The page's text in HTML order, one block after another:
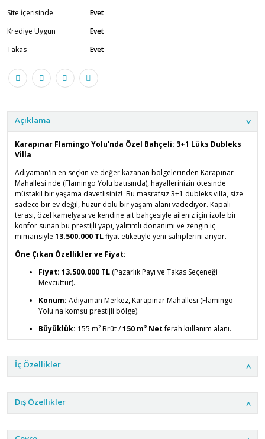
Site İçerisinde
Evet
Krediye Uygun
Evet
Takas
Evet
Açıklama
Karapınar Flamingo Yolu'nda Özel Bahçeli: 3+1 Lüks Dubleks
Villa
Adıyaman'ın en seçkin ve değer kazanan bölgelerinden Karapınar
Mahallesi'nde (Flamingo Yolu batısında), hayallerinizin ötesinde
müstakil bir yaşama davetlisiniz! Bu masrafsız 3+1 dubleks villa, size
sadece bir ev değil, huzur dolu bir yaşam alanı vadediyor. Kapalı
terası, özel kamelyası ve kendine ait bahçesiyle aileniz için izole bir
konfor sunan bu prestijli yapı, yalıtımlı donanımı ve zengin iç
mimarisiyle 13.500.000 TLfiyat etiketiyle yeni sahiplerini arıyor.
Öne Çıkan Özellikler ve Fiyat:
Fiyat: 13.500.000 TL (Pazarlık Payı ve Takas Seçeneği
Mevcuttur).
Konum: Adıyaman Merkez, Karapınar Mahallesi (Flamingo
Yolu'na komşu prestijli bölge).
Büyüklük: 155 m² Brüt /150 m² Netferah kullanım alanı.
Arsa Payı:
kullanım.
İç Donanım:Ebeveyn Banyosu, giyinme odası, çamaşır
odası, kiler,
hilton banyo, spot ışıklandırma, kapalı teras, parke zemin.
Dış Özellikler ve Sosyal Alan:Kendine ait bahçe, kamelya,
İç Özellikler
Dış Özellikler